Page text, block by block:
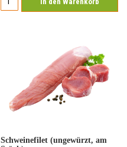
Schweinefilet (ungewürzt, am